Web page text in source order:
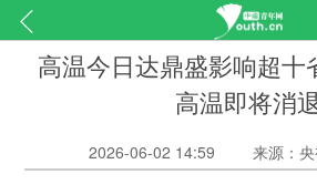
高温今日达鼎盛影响超十
高温即将消
2026-06-02 14:59 来源：